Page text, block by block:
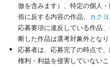
倣を含みます）、特定の個人
俗に反する内容の作品、 カク
応募要項に違反している作品
断した作品は選考対象外となり
応募者は、応募完了の時点で
権利・利益を侵害していない